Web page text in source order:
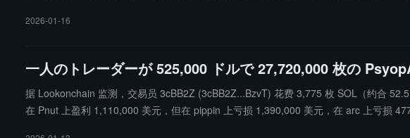
2026-01-16
一人のトレーダーが 525,000 ドルで 27,720,000 枚の
据 Lookonchain 监测，交易员 3cBB2Z (3cBB2Z...BzvT) 花费 3,775 枚 SOL（约合
在 Pnut 上盈利 1,110,000 美元，但在 pippin 上亏损 1,390,000 美元，在 arc 上亏损